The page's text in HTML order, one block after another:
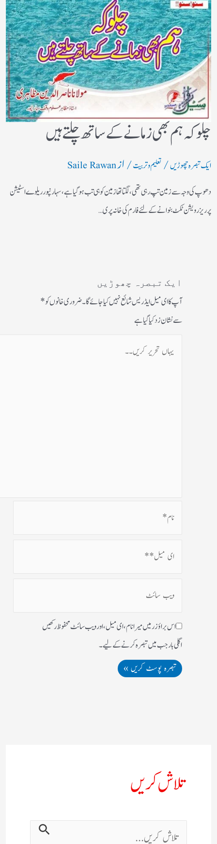
چلو کہ ہم بھی زمانے کے ساتھ چلتے ہیں
ایک تبصرہ چھوڑیں/ تعلیم و تربیت/ ازSaile Rawan
دھوپ کی وجہ سے زمین تپ رہی تھی، لگتا تھازمین کوہی تب ہوگیا ہے، سہارنپورریلوے اسٹیشن
پرریزرویشن ٹکٹ بنوانے کے لئے فارم کی خانہ پری…
ایک تبصرہ چھوڑیں
آپ کا ای میل ایڈریس شائع نہیں کیا جائے گا۔ضروری خانوں کو*
سے نشان زد کیا گیا ہے
اس براؤزر میں میرا نام، ای میل، اور ویب سائٹ محفوظ رکھیں
اگلی بار جب میں تبصرہ کرنے کےلیے۔
تلاش کریں